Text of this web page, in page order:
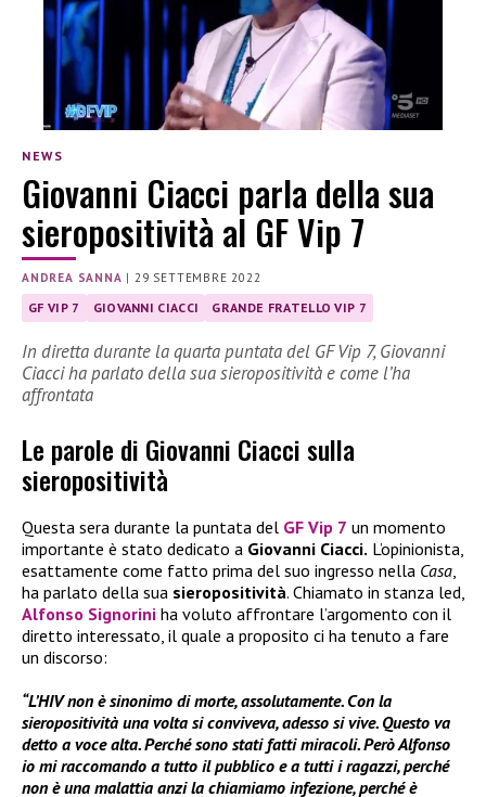
NEWS
Giovanni Ciacci parla della sua
sieropositività al GF Vip 7
ANDREA SANNA |29 SETTEMBRE 2022
GF VIP 7 GIOVANNI CIACCI GRANDE FRATELLO VIP 7
In diretta durante la quarta puntata del GF Vip 7, Giovanni
Ciacci ha parlato della sua sieropositività e come l’ha
affrontata
Le parole di Giovanni Ciacci sulla
sieropositività
Questa sera durante la puntata del GF Vip 7 un momento
importante è stato dedicato a Giovanni Ciacci. L’opinionista,
esattamente come fatto prima del suo ingresso nella Casa,
ha parlato della sua sieropositività. Chiamato in stanza led,
Alfonso Signorini ha voluto affrontare l’argomento con il
diretto interessato, il quale a proposito ci ha tenuto a fare
un discorso:
“L’HIV non è sinonimo di morte, assolutamente. Con la
sieropositività una volta si conviveva, adesso si vive. Questo va
detto a voce alta. Perché sono stati fatti miracoli. Però Alfonso
io mi raccomando a tutto il pubblico e a tutti i ragazzi, perché
non è una malattia anzi la chiamiamo infezione, perché è